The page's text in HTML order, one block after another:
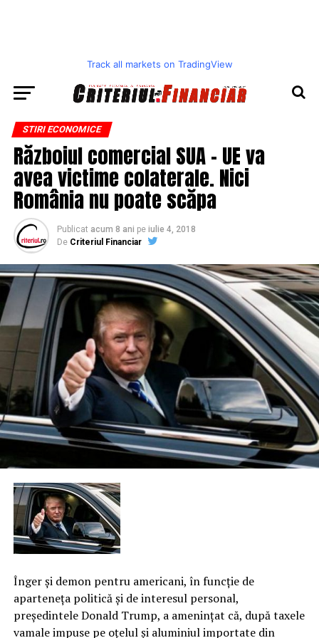
Track all markets on TradingView
STIRI ECONOMICE
Războiul comercial SUA – UE va
avea victime colaterale. Nici
România nu poate scăpa
Publicat acum 8 ani pe iulie 4, 2018
De Criteriul Financiar
Înger şi demon pentru americani, în funcţie de
aparteneţa politică şi de interesul personal,
preşedintele Donald Trump, a ameninţat că, după taxele
vamale impuse pe oţelul şi aluminiul importate din